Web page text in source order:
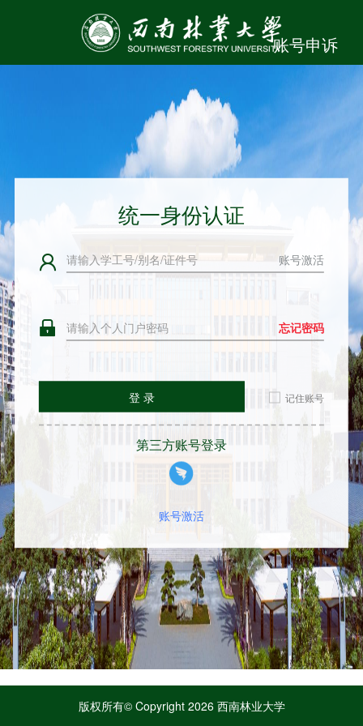
账号申诉
统一身份认证
账号激活
忘记密码
登 录 记住账号
第三方账号登录
账号激活
版权所有© Copyright 2026 西南林业大学